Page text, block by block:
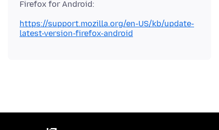
https://support.mozilla.org/en-US/kb/update-
latest-version-firefox-android